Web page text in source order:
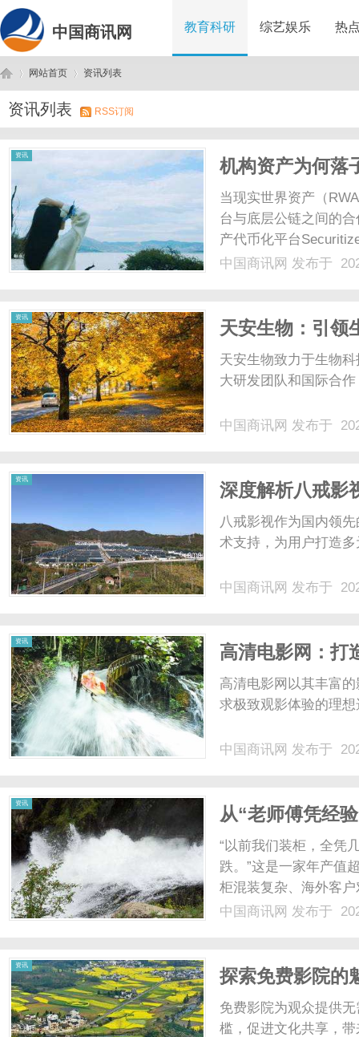
中国商讯网 教育科研 综艺娱乐 热
中 ›
网站首页
›
资讯列表
资讯列表 RSS订阅
资讯
机构资产为何落
了方向
当现实世界资产（
台与底层公链之间的
产代币化平台
金HLSCOPE引入波场
中国商讯网 发布于
资讯
天安生物：引领
天安生物致力于生物
大研发团队和国际合
中国商讯网 发布于
资讯
深度解析八戒影
锋
八戒影视作为国内领
术支持，为用户打造
中国商讯网 发布于
资讯
高清电影网：打
高清电影网以其丰富
求极致观影体验的理
中国商讯网 发布于
资讯
从“老师傅凭经
箱效率跃迁实录
“以前我们装柜，全凭
跌。”这是一家年产值
柜混装复杂、海外客
式，已经撑不住规模
中国商讯网 发布于
资讯
探索免费影院的
免费影院为观众提供
槛，促进文化共享，